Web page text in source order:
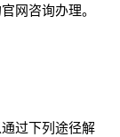
网咨询办理。
过下列途径解